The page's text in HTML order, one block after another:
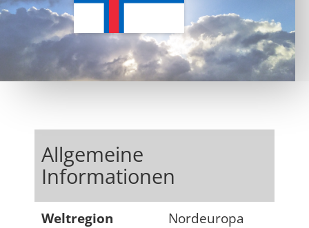
Allgemeine
Informationen
Weltregion
Nordeuropa